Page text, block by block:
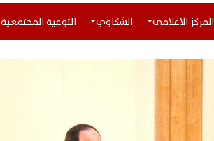
المركز الاعلامى الشكاوي التوعية المجتمعية